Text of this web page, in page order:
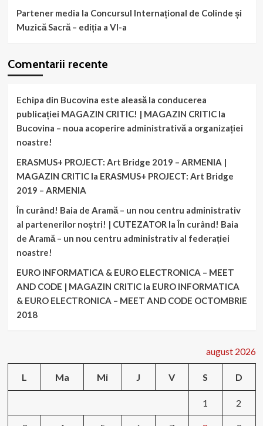
Partener media la Concursul Internațional de Colinde și
Muzică Sacră – ediția a VI-a
Comentarii recente
Echipa din Bucovina este aleasă la conducerea
publicației MAGAZIN CRITIC! | MAGAZIN CRITICla
Bucovina – noua acoperire administrativă a organizației
noastre!
ERASMUS+ PROJECT: Art Bridge 2019 – ARMENIA |
MAGAZIN CRITICla ERASMUS+ PROJECT: Art Bridge
2019 – ARMENIA
În curând! Baia de Aramă – un nou centru administrativ
al partenerilor noștri! | CUTEZATOR laÎn curând! Baia
de Aramă – un nou centru administrativ al federației
noastre!
EURO INFORMATICA & EURO ELECTRONICA – MEET
AND CODE | MAGAZIN CRITICla EURO INFORMATICA
& EURO ELECTRONICA – MEET AND CODE OCTOMBRIE
2018
august 2026
L Ma Mi J V S D
1 2